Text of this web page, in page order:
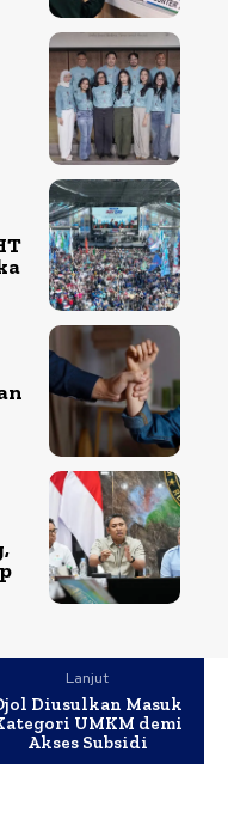
Lanjut
Diusulkan Masuk
UMKM demi
Akses Subsidi